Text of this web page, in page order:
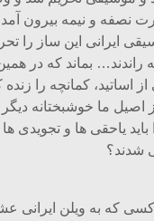
نصفه و نیمه بیرون
ایرانی این ساز را
راندند… بماند که در
کمانچه را زنده
اصیل ما خوشبختانه
یاحقی ها و تجویدی ها
شدند؟
که به ویلن ایرانی